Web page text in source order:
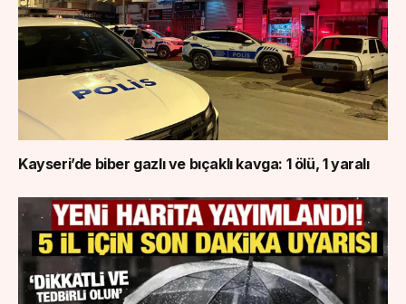
Kayseri’de biber gazlı ve bıçaklı kavga: 1 ölü, 1 yaralı